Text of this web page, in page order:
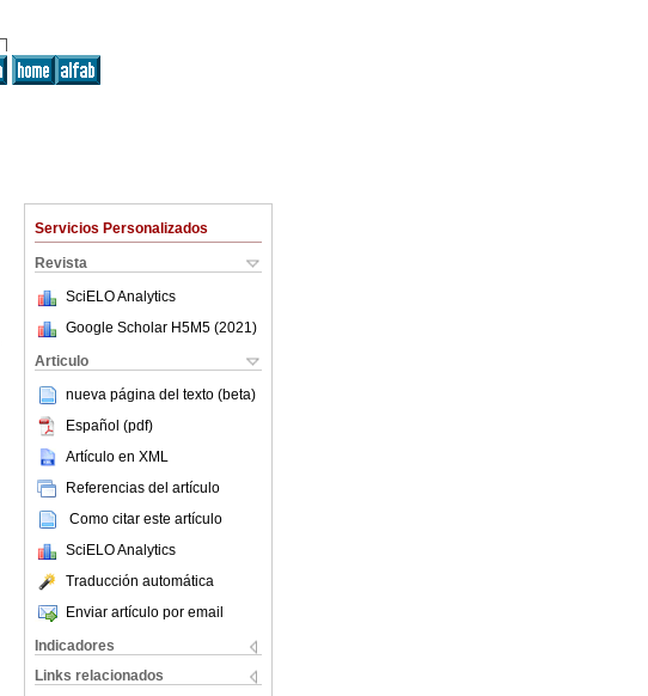
Servicios Personalizados
Revista
SciELO Analytics
Google Scholar H5M5 (2021 )
Articulo
nueva página del texto (beta)
Español (pdf)
Artículo en XML
Referencias del artículo
Como citar este artículo
SciELO Analytics
Traducción automática
Enviar artículo por email
Indicadores
Links relacionados